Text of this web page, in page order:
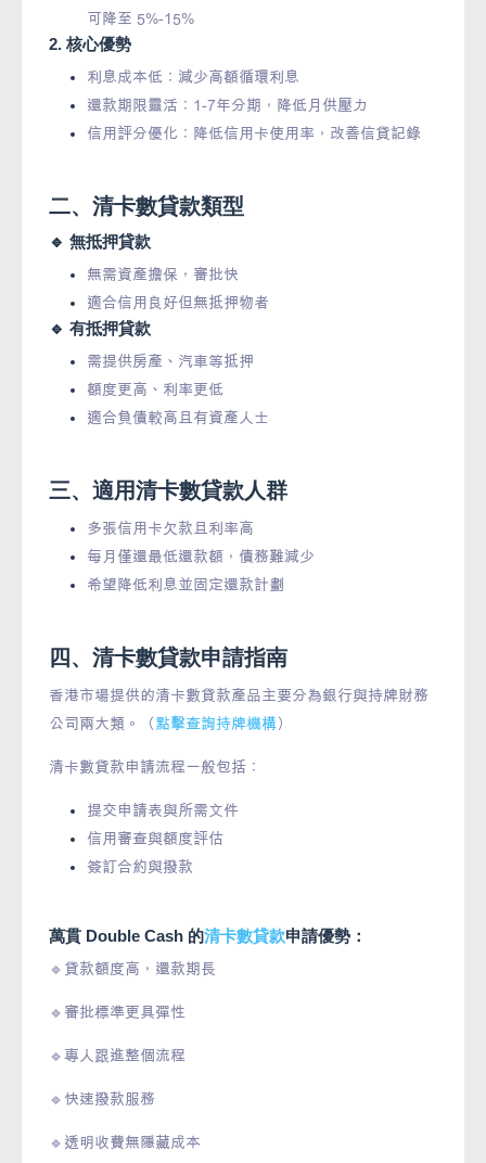
可降至 5%-15%
2. 核心優勢
利息成本低：減少高額循環利息
還款期限靈活：1-7年分期，降低月供壓力
信用評分優化：降低信用卡使用率，改善信貸記錄
二、清卡數貸款類型
🔹 無抵押貸款
無需資產擔保，審批快
適合信用良好但無抵押物者
🔹 有抵押貸款
需提供房產、汽車等抵押
額度更高、利率更低
適合負債較高且有資產人士
三、適用清卡數貸款人群
多張信用卡欠款且利率高
每月僅還最低還款額，債務難減少
希望降低利息並固定還款計劃
四、清卡數貸款申請指南
香港市場提供的清卡數貸款產品主要分為銀行與持牌財務
公司兩大類。（ 點擊查詢持牌機構）
清卡數貸款申請流程一般包括：
提交申請表與所需文件
信用審查與額度評估
簽訂合約與撥款
萬貫 Double Cash 的清卡數貸款申請優勢：
🔹貸款額度高，還款期長
🔹審批標準更具彈性
🔹專人跟進整個流程
🔹快速撥款服務
🔹透明收費無隱藏成本